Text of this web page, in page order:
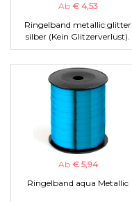
Ab € 4,53
Ringelband metallic glitter
silber (Kein Glitzerverlust).
Ab € 5,94
Ringelband aqua Metallic